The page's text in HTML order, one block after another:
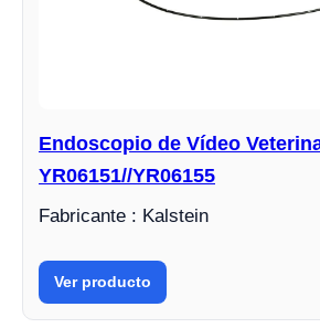
Endoscopio de Vídeo
YR06151//YR06155
Fabricante : Kalstein
Ver producto